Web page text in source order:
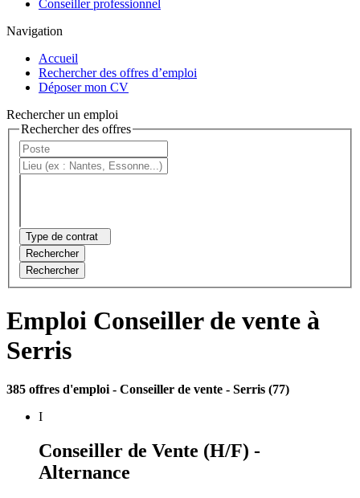
Conseiller professionnel
Navigation
Accueil
Rechercher des offres d’emploi
Déposer mon CV
Rechercher un emploi
Rechercher des offres
Type de contrat
Rechercher
Rechercher
Emploi Conseiller de vente à
Serris
385 offres d'emploi - Conseiller de vente - Serris (77)
I
Conseiller de Vente (H/F) -
Alternance